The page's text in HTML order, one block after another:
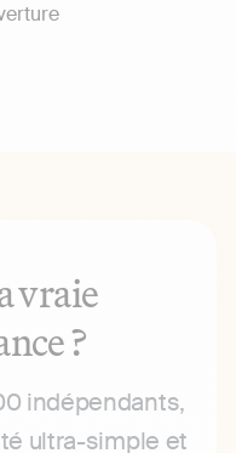
vraie
?
indépendants,
ultra-simple et